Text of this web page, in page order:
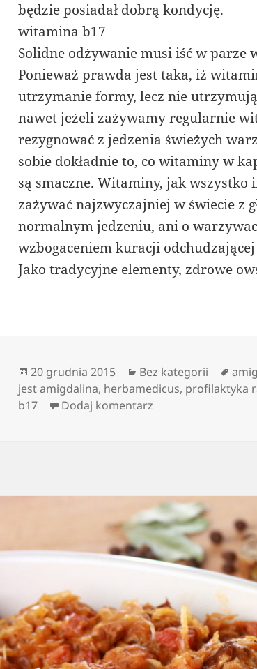
będzie posiadał dobrą kondycję.
witamina b17
Solidne odżywanie musi iść w parze
Ponieważ prawda jest taka, iż
utrzymanie formy, lecz nie
nawet jeżeli zażywamy regularnie
rezygnować z jedzenia świeżych
sobie dokładnie to, co witaminy w
są smaczne. Witaminy, jak wszystko
zażywać najzwyczajniej w świecie z
normalnym jedzeniu, ani o
wzbogaceniem kuracji
Jako tradycyjne elementy, zdrowe
Data
publikacji
20 grudnia 2015 Kategorie
Bez kategorii Tagi
jest amigdalina, herbamedicus, profilaktyka
b17
Dodaj komentarz